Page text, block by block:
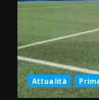
Attualità